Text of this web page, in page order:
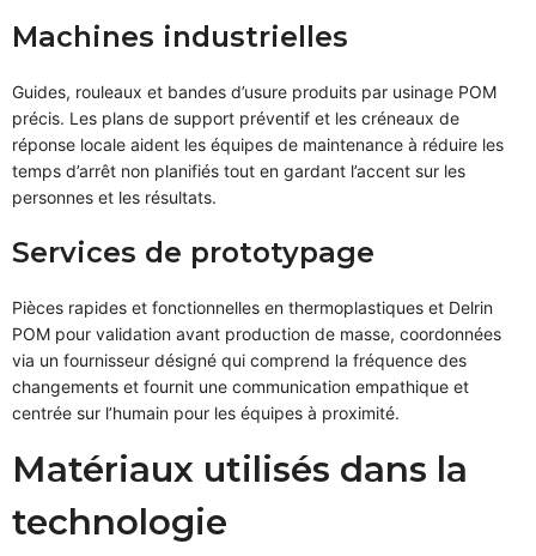
Machines industrielles
Guides, rouleaux et bandes d’usure produits par usinage POM
précis. Les plans de support préventif et les créneaux de
réponse locale aident les équipes de maintenance à réduire les
temps d’arrêt non planifiés tout en gardant l’accent sur les
personnes et les résultats.
Services de prototypage
Pièces rapides et fonctionnelles en thermoplastiques et Delrin
POM pour validation avant production de masse, coordonnées
via un fournisseur désigné qui comprend la fréquence des
changements et fournit une communication empathique et
centrée sur l’humain pour les équipes à proximité.
Matériaux utilisés dans la
technologie